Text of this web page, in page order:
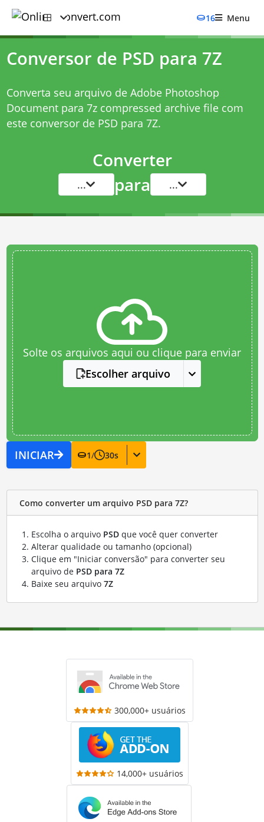
16 Menu
Conversor de PSD para 7Z
Converta seu arquivo de Adobe Photoshop
Document para 7z compressed archive file com
este conversor de PSD para 7Z.
Converter
... para ...
Solte os arquivos aqui ou clique para enviar
Escolher arquivo
INICIAR 1/ 30s
Como converter um arquivo PSD para 7Z?
Escolha o arquivo PSDque você quer converter
Alterar qualidade ou tamanho (opcional)
Clique em "Iniciar conversão" para converter seu
arquivo de PSD para 7Z
Baixe seu arquivo 7Z
300,000+ usuários
14,000+ usuários